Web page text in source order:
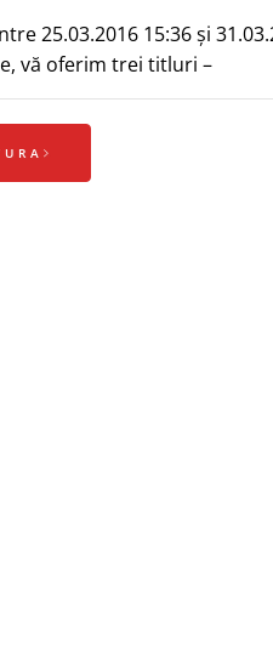
25.03.2016 15:36 şi
vă oferim trei titluri –